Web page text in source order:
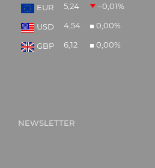
EUR
5,24 –0,01%
USD 4,54 0,00%
GBP 6,12 0,00%
NEWSLETTER